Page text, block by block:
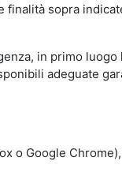
sopra
in primo
adeguate
o Google